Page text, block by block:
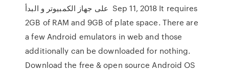
على جهاز الكمبيوتر و البدأ Sep 11, 2018 It requires
2GB of RAM and 9GB of plate space. There are
a few Android emulators in web and those
additionally can be downloaded for nothing.
Download the free & open source Android OS